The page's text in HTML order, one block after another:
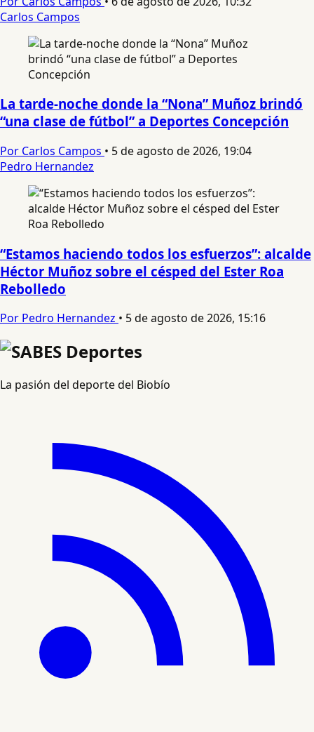
Carlos Campos
La tarde-noche donde la “Nona” Muñoz brindó
“una clase de fútbol” a Deportes Concepción
Por Carlos Campos • 5 de agosto de 2026, 19:04
Pedro Hernandez
“Estamos haciendo todos los esfuerzos”: alcalde
Héctor Muñoz sobre el césped del Ester Roa
Rebolledo
Por Pedro Hernandez • 5 de agosto de 2026, 15:16
La pasión del deporte del Biobío